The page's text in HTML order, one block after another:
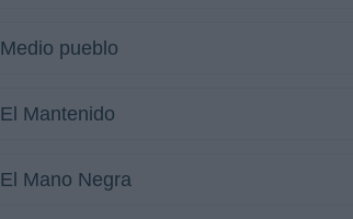
Medio pueblo
El Mantenido
El Mano Negra